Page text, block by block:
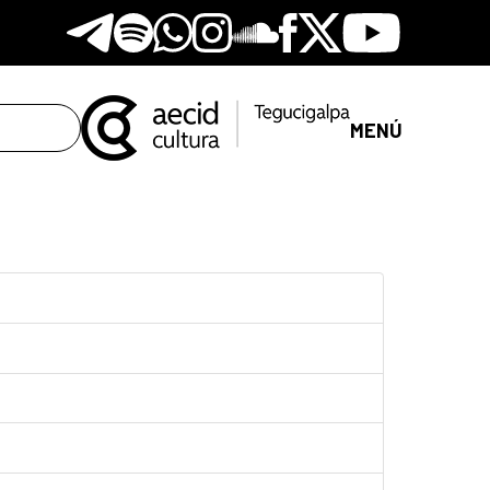
Telegram
SpotifyWhatsapp
Instagram
Soundclore
Facebook
X Youtube
MENÚ